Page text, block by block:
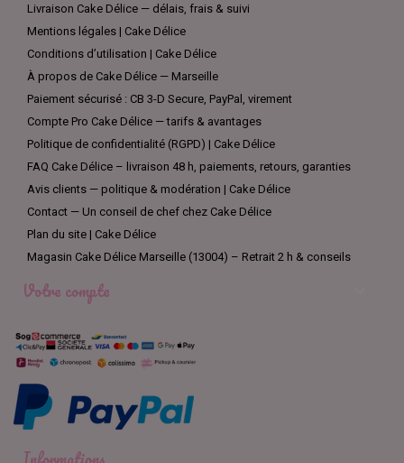
Livraison Cake Délice — délais, frais & suivi
Mentions légales | Cake Délice
Conditions d’utilisation | Cake Délice
À propos de Cake Délice — Marseille
Paiement sécurisé : CB 3-D Secure, PayPal, virement
Compte Pro Cake Délice — tarifs & avantages
Politique de confidentialité (RGPD) | Cake Délice
FAQ Cake Délice – livraison 48 h, paiements, retours, garanties
Avis clients — politique & modération | Cake Délice
Contact — Un conseil de chef chez Cake Délice
Plan du site | Cake Délice
Magasin Cake Délice Marseille (13004) – Retrait 2 h & conseils
Votre compte